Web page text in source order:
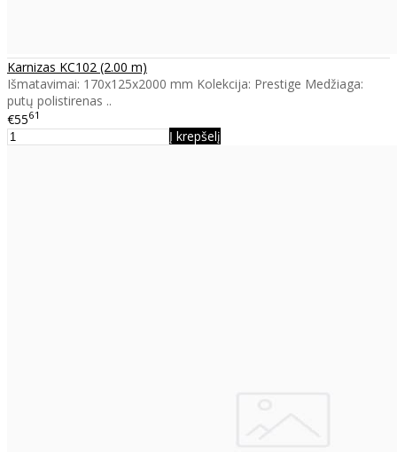
Karnizas KC102 (2.00 m)
Išmatavimai: 170x125x2000 mm Kolekcija: Prestige Medžiaga:
putų polistirenas ..
€5561
Į krepšelį